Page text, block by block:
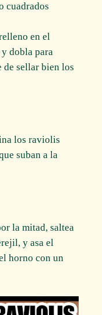
cuadrados
en el
y dobla para
sellar bien los
los raviolis
suban a la
la mitad, saltea
y asa el
horno con un